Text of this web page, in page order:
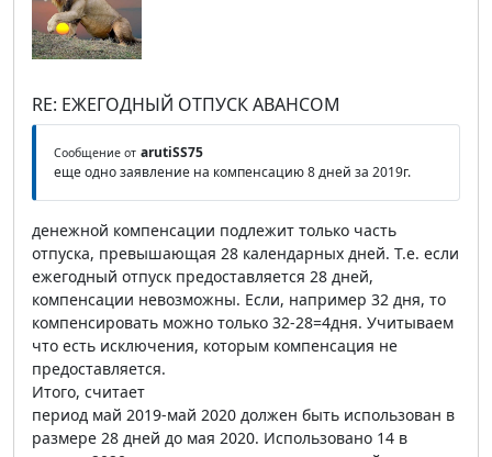
RE: ЕЖЕГОДНЫЙ ОТПУСК АВАНСОМ
Сообщение от arutiSS75
еще одно заявление на компенсацию 8 дней за 2019г.
денежной компенсации подлежит только часть
отпуска, превышающая 28 календарных дней. Т.е. если
ежегодный отпуск предоставляется 28 дней,
компенсации невозможны. Если, например 32 дня, то
компенсировать можно только 32-28=4дня. Учитываем
что есть исключения, которым компенсация не
предоставляется.
Итого, считает
период май 2019-май 2020 должен быть использован в
размере 28 дней до мая 2020. Использовано 14 в